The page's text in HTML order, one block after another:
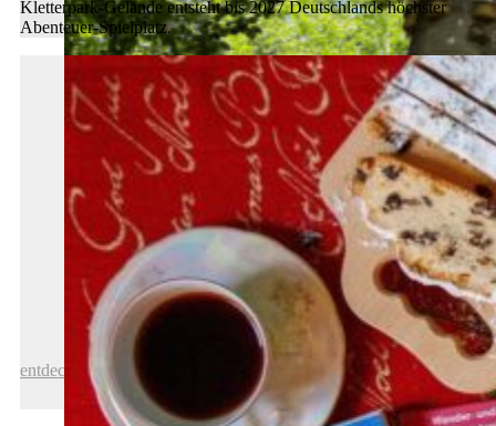
Hochseilpark Bad Harzburg abgebaut
entdecken
Kletterpark-Gelände entsteht bis 2027 Deutschlands höchster
Abenteuer-Spielplatz.